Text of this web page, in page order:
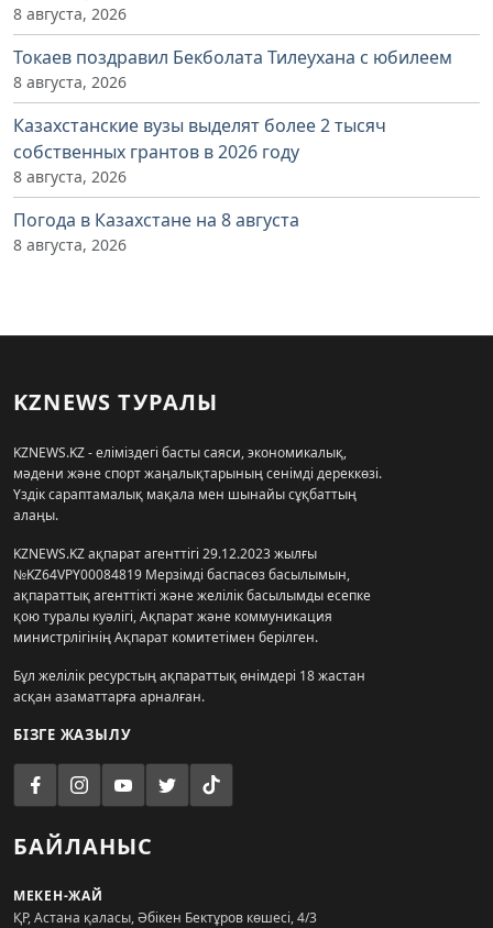
8 августа, 2026
Токаев поздравил Бекболата Тилеухана с юбилеем
8 августа, 2026
Казахстанские вузы выделят более 2 тысяч
собственных грантов в 2026 году
8 августа, 2026
Погода в Казахстане на 8 августа
8 августа, 2026
KZNEWS ТУРАЛЫ
KZNEWS.KZ - еліміздегі басты саяси, экономикалық,
мәдени және спорт жаңалықтарының сенімді дереккөзі.
Үздік сараптамалық мақала мен шынайы сұқбаттың
алаңы.
KZNEWS.KZ ақпарат агенттігі 29.12.2023 жылғы
№KZ64VPY00084819 Мерзімді баспасөз басылымын,
ақпараттық агенттікті және желілік басылымды есепке
қою туралы куәлігі, Ақпарат және коммуникация
министрлігінің Ақпарат комитетімен берілген.
Бұл желілік ресурстың ақпараттық өнімдері 18 жастан
асқан азаматтарға арналған.
БІЗГЕ ЖАЗЫЛУ
БАЙЛАНЫС
МЕКЕН-ЖАЙ
ҚР, Астана қаласы, Әбікен Бектұров көшесі, 4/3